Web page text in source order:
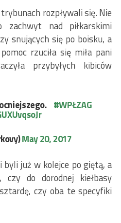
rozpływali się. Nie
zachwyt nad piłkarskimi
snujących się po boisku, a
rzuciła się miła pani
przybyłych kibiców
#WPŁZAG
May 20, 2017
już w kolejce po giętą, a
czy do dorodnej kiełbasy
czy oba te specyfiki